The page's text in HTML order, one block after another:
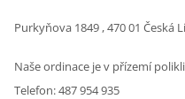
Purkyňova 1849 , 470 01 Česká
Naše ordinace je v přízemí
Telefon: 487 954 935